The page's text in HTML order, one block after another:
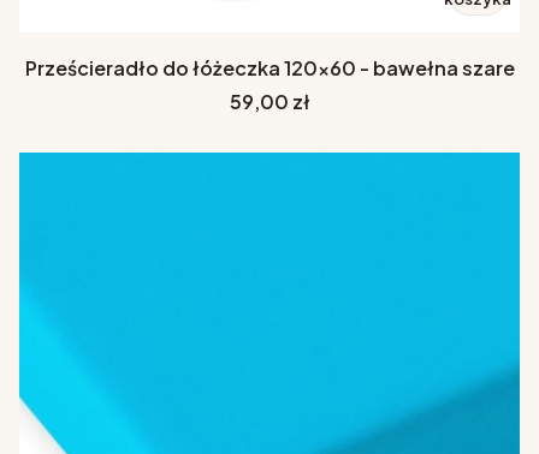
Prześcieradło do łóżeczka 120x60 - bawełna szare
Cena
59,00 zł